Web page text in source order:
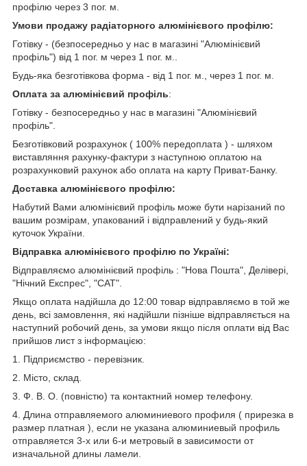
профілю через 3 пог. м.
Умови продажу радіаторного алюмінієвого профілю:
Готівку - (безпосередньо у нас в магазині "Алюмінієвий
профіль") від 1 пог. м через 1 пог. м..
Будь-яка безготівкова форма - від 1 пог. м., через 1 пог. м.
Оплата за алюмінієвий профіль:
Готівку - безпосередньо у нас в магазині "Алюмінієвий
профіль".
Безготівковий розрахунок ( 100% передоплата ) - шляхом
виставляння рахунку-фактури з наступною оплатою на
розрахунковий рахунок або оплата на карту Приват-Банку.
Доставка алюмінієвого профілю:
Набутий Вами алюмінієвий профіль може бути нарізаний по
вашим розмірам, упакований і відправлений у будь-який
куточок України.
Відправка алюмінієвого профілю по Україні:
Відправляємо алюмінієвий профіль : "Нова Пошта", Делівері,
"Нічний Експрес", "САТ".
Якщо оплата надійшла до 12:00 товар відправляємо в той же
день, всі замовлення, які надійшли пізніше відправляється на
наступний робочий день, за умови якщо після оплати від Вас
прийшов лист з інформацією:
1. Підприємство - перевізник.
2. Місто, склад.
3. Ф. В. О. (повністю) та контактний номер телефону.
4. Длина отправляемого алюминиевого профиля ( прирезка в
размер платная ), если не указана алюминиевый профиль
отправляется 3-х или 6-и метровый в зависимости от
изначальной длины ламели.